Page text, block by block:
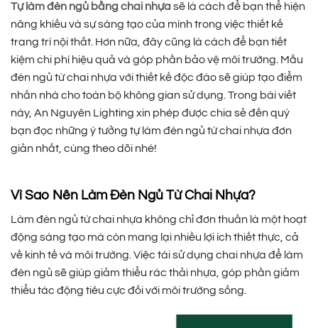
Tự làm đèn ngủ bằng chai nhựasẽ là cách để bạn thể hiện
năng khiếu và sự sáng tạo của mình trong việc thiết kế
trang trí nội thất. Hơn nữa, đây cũng là cách để bạn tiết
kiệm chi phí hiệu quả và góp phần bảo vệ môi trường. Mẫu
đèn ngủ từ chai nhựa với thiết kế độc đáo sẽ giúp tạo điểm
nhấn nhá cho toàn bộ không gian sử dụng. Trong bài viết
này, An Nguyên Lighting xin phép được chia sẻ đến quý
bạn đọc những ý tưởng tự làm đèn ngủ từ chai nhựa đơn
giản nhất, cùng theo dõi nhé!
Vì Sao Nên Làm Đèn Ngủ Từ Chai Nhựa?
Làm đèn ngủ từ chai nhựa không chỉ đơn thuần là một hoạt
động sáng tạo mà còn mang lại nhiều lợi ích thiết thực, cả
về kinh tế và môi trường. Việc tái sử dụng chai nhựa để làm
đèn ngủ sẽ giúp giảm thiểu rác thải nhựa, góp phần giảm
thiểu tác động tiêu cực đối với môi trường sống.